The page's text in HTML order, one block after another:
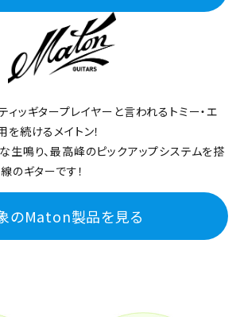
ッギタープレイヤーと言われるトミー・エ
続けるメイトン！
生鳴り、最高峰のピックアップシステムを搭
のギターです！
のMaton製品を見る